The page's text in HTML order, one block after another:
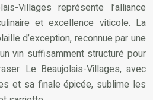
Villages représente l’alliance
et excellence viticole. La
d’exception, reconnue par une
vin suffisamment structuré pour
Le Beaujolais-Villages, avec
et sa finale épicée, sublime les